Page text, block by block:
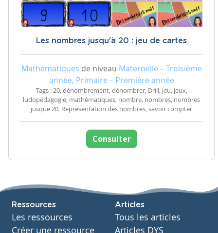
Les nombres jusqu'à 20 : jeu de cartes
Mathématiques de niveau Maternelle – Troisième
année, Primaire – Première année
Tags : 20, dénombrement, dénombrer, Drill, jeu, jeux,
ludopédagogie, mathématiques, nombre, nombres, nombres
jusque 20, Representation des nombres, savoir compter
Consulter
Ressources
Les ressources
Créer une ressource
Articles
Tous les articles
Articles DYS